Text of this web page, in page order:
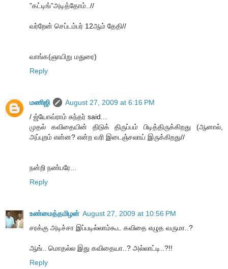
”கட்டிங்”அடித்தோம்..//
வர்றேன் செப்டம்பர் 12ஆம் தேதி//
வாங்க(ஞாயிறு மதுரை)
Reply
மணிஜி
August 27, 2009 at 6:16 PM
/ ஜ்யோவ்ராம் சுந்தர் said...
முதல் கவிதையின் திடுக் திருப்பம் பிடித்திருக்கிறது (ஆனால்,
அப்புறம் என்ன? என்ற வரி இடைஞ்சலாய் இருக்கிறது//
நன்றி நண்பரே...
Reply
உண்மைத்தமிழன் August 27, 2009 at 10:56 PM
சரக்கு அடிச்சா இப்படில்லாம்கூட கவிதை எழுத வருமா..?
ஆங்.. மொதல்ல இது கவிதையா..? அல்லாட்டி..?!!
Reply